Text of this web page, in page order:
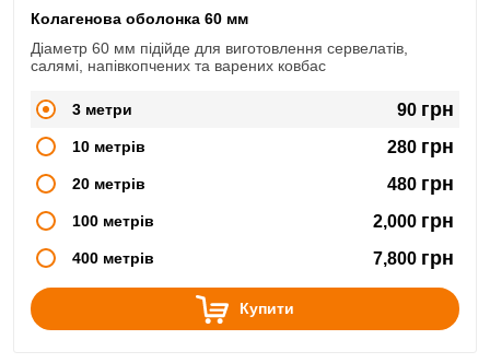
Колагенова оболонка 60 мм
Діаметр 60 мм підійде для виготовлення сервелатів,
салямі, напівкопчених та варених ковбас
3 метри 90 грн
10 метрів 280 грн
20 метрів 480 грн
100 метрів 2,000 грн
400 метрів 7,800 грн
Купити